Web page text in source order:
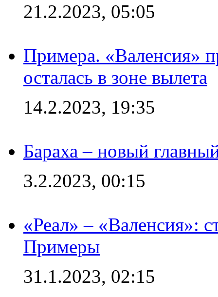
21.2.2023, 05:05
Примера. «Валенсия»
осталась в зоне вылета
14.2.2023, 19:35
Бараха – новый
3.2.2023, 00:15
«Реал» – «Валенсия»:
Примеры
31.1.2023, 02:15